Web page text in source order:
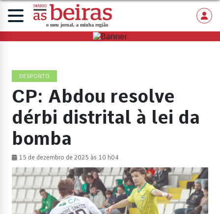
DESPORTO
CP: Abdou resolve
dérbi distrital à lei da
bomba
15 de dezembro de 2025 às 10 h04